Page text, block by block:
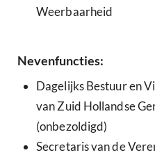
Weerbaarheid
Nevenfuncties:
Dagelijks Bestuur en
van Zuid Hollandse
(onbezoldigd)
Secretaris van de